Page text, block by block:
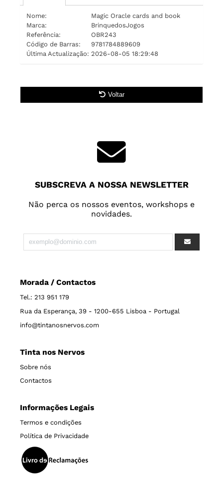
Nome:
Magic Oracle cards and book
Marca:
BrinquedosJogos
Referência:
OBR243
Código de Barras:
9781784889609
Última Actualização: 2026-08-05 18:29:48
Voltar
SUBSCREVA A NOSSA NEWSLETTER
Não perca os nossos eventos, workshops e
novidades.
Morada / Contactos
Tel.: 213 951 179
Rua da Esperança, 39 - 1200-655 Lisboa - Portugal
info@tintanosnervos.com
Tinta nos Nervos
Sobre nós
Contactos
Informações Legais
Termos e condições
Política de Privacidade